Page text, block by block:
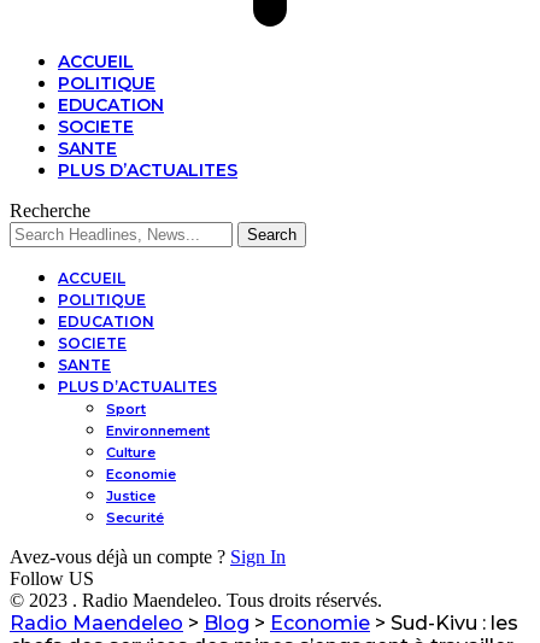
ACCUEIL
POLITIQUE
EDUCATION
SOCIETE
SANTE
PLUS D’ACTUALITES
Recherche
ACCUEIL
POLITIQUE
EDUCATION
SOCIETE
SANTE
PLUS D’ACTUALITES
Sport
Environnement
Culture
Economie
Justice
Securité
Avez-vous déjà un compte ? Sign In
Follow US
© 2023 . Radio Maendeleo. Tous droits réservés.
Radio Maendeleo > Blog > Economie > Sud-Kivu : les